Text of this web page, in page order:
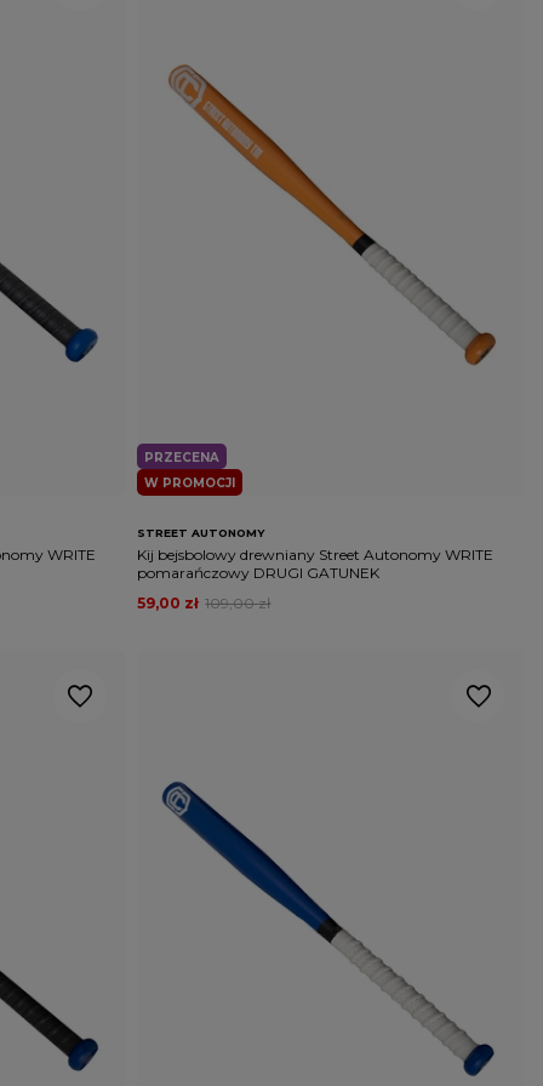
WRITE
W PROMOCJI
PRZECENA
STREET AUTONOMY
Kij bejsbolowy drewniany Street Autonomy WRITE
pomarańczowy DRUGI GATUNEK
109,00 zł
59,00 zł